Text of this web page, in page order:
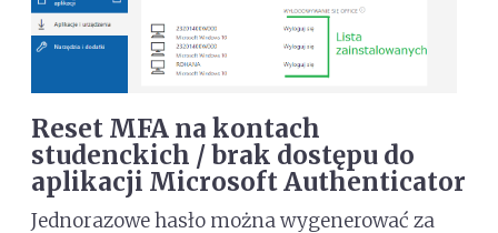
Reset MFA na kontach
studenckich / brak dostępu do
aplikacji Microsoft Authenticator
Jednorazowe hasło można wygenerować za